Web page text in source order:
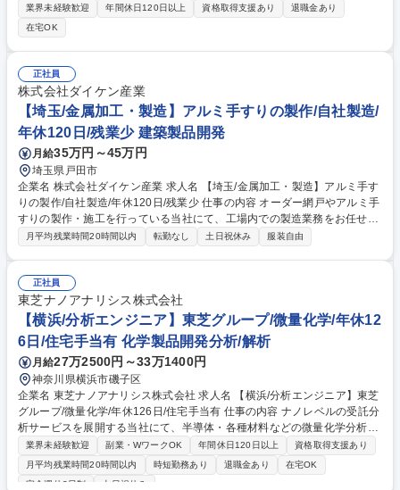
各製造拠点からの技術的支援要請に応える役割も御座います。 【具体的な
業務内容】■NC工作機械のオペレーション業務■エンジン部品の測定業務■
NC工作機械のプログラム作成、改善業務 【仕事の進め方】■4勤2休の昼
夜勤務となっており、各シフト約4名単位で部品を量産加工します。■NC
工作機械がライン化されており、段取替え、刃具・といし交換、異常処置
等のオペレーションを行います。■完成した製品は測定具や3次元測定器、
真円度測定器等を用いて測定を行います。 募集職種 【大阪/堺臨海工場】
エンジンの機械加工スタッフ/技能職（テクニカル）
業界未経験歓迎 年間休日120日以上 資格取得支援あり
退職金あり
在宅OK
正社員
株式会社ダイケン産業
【埼玉/金属加工・製造】アルミ手すりの製作/自社製造/
年休120日/残業少 建築製品開発
月給35万円～45万円
埼玉県戸田市
企業名 株式会社ダイケン産業 求人名 【埼玉/金属加工・製造】アルミ手す
りの製作/自社製造/年休120日/残業少 仕事の内容 オーダー網戸やアルミ手
すりの製作・施工を行っている当社にて、工場内での製造業務をお任せい
たします。図面をもとに、アルミ形材の切断・加工・組立作業を中心に担
工、組立 ■図面からの拾い出し、在庫管理 ■材料発注、コスト管理、その
他付随業務 将来的には製作に留まらず、管理業務へのキャリアアップも目
指せる環境です。【業務内容の変更範囲】当社の指定する業務 募集職種
【埼玉/金属加工・製造】アルミ手すりの製作/自社製造/年休120日/残業少
月平均残業時間20時間以内 転勤なし 土日祝休み 服装自由
正社員
東芝ナノアナリシス株式会社
【横浜/分析エンジニア】東芝グループ/微量化学/年休12
6日/住宅手当有 化学製品開発分析/解析
月給27万2500円～33万1400円
神奈川県横浜市磯子区
企業名 東芝ナノアナリシス株式会社 求人名 【横浜/分析エンジニア】東芝
グループ/微量化学/年休126日/住宅手当有 仕事の内容 ナノレベルの受託分
析サービスを展開する当社にて、半導体・各種材料などの微量化学分析を
担当いただきます。顧客の研究開発や品質保証を支援する重要なポジショ
ンです。 【具体的には】■半導体・各種材料などの微量化学分析 ■半導体
材料の微量金属分析および評価 ■クリーンルーム内での酸処理 ■分析機器
業界未経験歓迎 副業・WワークOK 年間休日120日以上
資格取得支援あり
月平均残業時間20時間以内
時短勤務あり 退職金あり
在宅OK
完全週休2日制
土日祝休み